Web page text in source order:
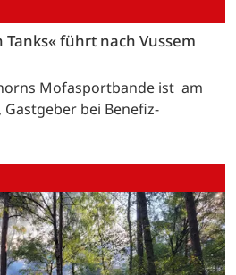
Tanks« führt nach Vussem
Mofasportbande ist am
bei Benefiz-